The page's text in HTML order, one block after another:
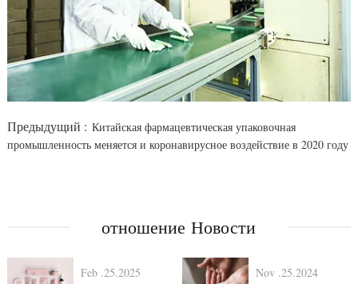
Предыдущий : Китайская фармацевтическая упаковочная
промышленность меняется и коронавирусное воздействие в 2020 году
отношение Новости
Feb .25.2025 Nov .25.2024